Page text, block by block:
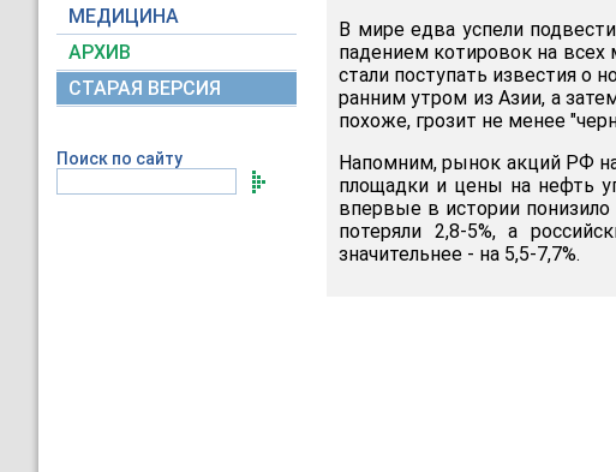
МЕДИЦИНА
АРХИВ
СТАРАЯ ВЕРСИЯ
Поиск по сайту
В мире едва успели
падением котировок на
стали поступать известия о
ранним утром из Азии, а
похоже, грозит не менее
Напомним, рынок акций РФ
площадки и цены на нефть
впервые в истории
потеряли 2,8-5%, а
значительнее - на 5,5-7,7%.